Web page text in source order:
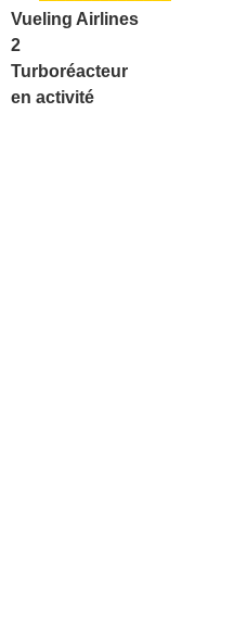
Vueling Airlines
2
Turboréacteur
en activité